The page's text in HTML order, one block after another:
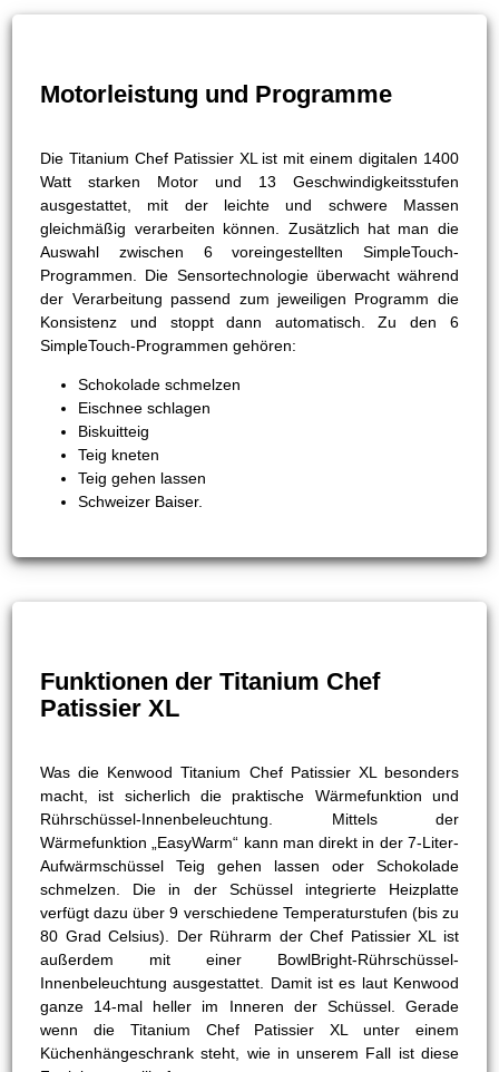
Motorleistung und Programme
Die Titanium Chef Patissier XL ist mit einem digitalen 1400
Watt starken Motor und 13 Geschwindigkeitsstufen
ausgestattet, mit der leichte und schwere Massen
gleichmäßig verarbeiten können. Zusätzlich hat man die
Auswahl zwischen 6 voreingestellten SimpleTouch-
Programmen. Die Sensortechnologie überwacht während
der Verarbeitung passend zum jeweiligen Programm die
Konsistenz und stoppt dann automatisch. Zu den 6
SimpleTouch-Programmen gehören:
Schokolade schmelzen
Eischnee schlagen
Biskuitteig
Teig kneten
Teig gehen lassen
Schweizer Baiser.
Funktionen der Titanium Chef
Patissier XL
Was die Kenwood Titanium Chef Patissier XL besonders
macht, ist sicherlich die praktische Wärmefunktion und
Rührschüssel-Innenbeleuchtung. Mittels der
Wärmefunktion „EasyWarm“ kann man direkt in der 7-Liter-
Aufwärmschüssel Teig gehen lassen oder Schokolade
schmelzen. Die in der Schüssel integrierte Heizplatte
verfügt dazu über 9 verschiedene Temperaturstufen (bis zu
80 Grad Celsius). Der Rührarm der Chef Patissier XL ist
außerdem mit einer BowlBright-Rührschüssel-
Innenbeleuchtung ausgestattet. Damit ist es laut Kenwood
ganze 14-mal heller im Inneren der Schüssel. Gerade
wenn die Titanium Chef Patissier XL unter einem
Küchenhängeschrank steht, wie in unserem Fall ist diese